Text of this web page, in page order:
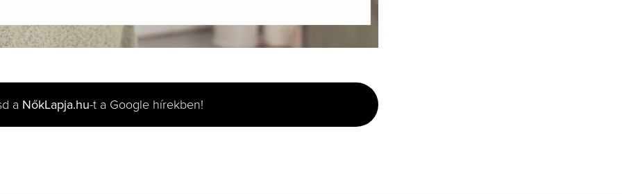
a NőkLapja.hu-t a Google hírekben!